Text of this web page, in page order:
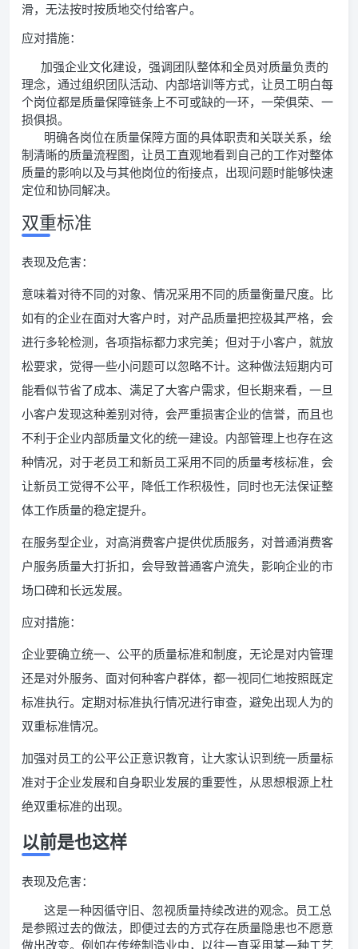
滑，无法按时按质地交付给客户。
应对措施：
加强企业文化建设，强调团队整体和全员对质量负责的
理念，通过组织团队活动、内部培训等方式，让员工明白每
个岗位都是质量保障链条上不可或缺的一环，一荣俱荣、一
损俱损。
明确各岗位在质量保障方面的具体职责和关联关系，绘
制清晰的质量流程图，让员工直观地看到自己的工作对整体
质量的影响以及与其他岗位的衔接点，出现问题时能够快速
定位和协同解决。
双重标准
表现及危害：
意味着对待不同的对象、情况采用不同的质量衡量尺度。比
如有的企业在面对大客户时，对产品质量把控极其严格，会
进行多轮检测，各项指标都力求完美；但对于小客户，就放
松要求，觉得一些小问题可以忽略不计。这种做法短期内可
能看似节省了成本、满足了大客户需求，但长期来看，一旦
小客户发现这种差别对待，会严重损害企业的信誉，而且也
不利于企业内部质量文化的统一建设。内部管理上也存在这
种情况，对于老员工和新员工采用不同的质量考核标准，会
让新员工觉得不公平，降低工作积极性，同时也无法保证整
体工作质量的稳定提升。
在服务型企业，对高消费客户提供优质服务，对普通消费客
户服务质量大打折扣，会导致普通客户流失，影响企业的市
场口碑和长远发展。
应对措施：
企业要确立统一、公平的质量标准和制度，无论是对内管理
还是对外服务、面对何种客户群体，都一视同仁地按照既定
标准执行。定期对标准执行情况进行审查，避免出现人为的
双重标准情况。
加强对员工的公平公正意识教育，让大家认识到统一质量标
准对于企业发展和自身职业发展的重要性，从思想根源上杜
绝双重标准的出现。
以前是也这样
表现及危害：
这是一种因循守旧、忽视质量持续改进的观念。员工总
是参照过去的做法，即便过去的方式存在质量隐患也不愿意
做出改变。例如在传统制造业中，以往一直采用某一种工艺